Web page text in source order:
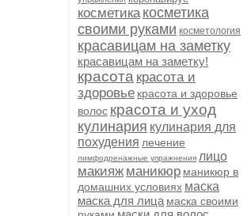
косметика косметика
своими руками косметология
красавицам на заметку
красавицам на заметку!
красота красота и
здоровье красота и здоровье
волос красота и уход
кулинария кулинария для
похудения лечение
лимфодренажные упражнения лицо
макияж маникюр маникюр в
домашних условиях маска
маска для лица маска своими